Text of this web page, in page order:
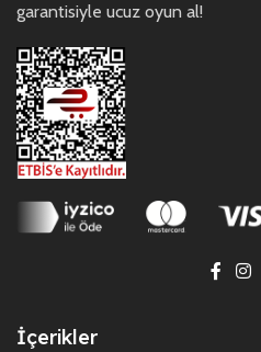
garantisiyle ucuz oyun al!
İçerikler